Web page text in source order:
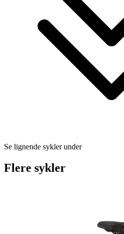
Se lignende sykler under
Flere sykler